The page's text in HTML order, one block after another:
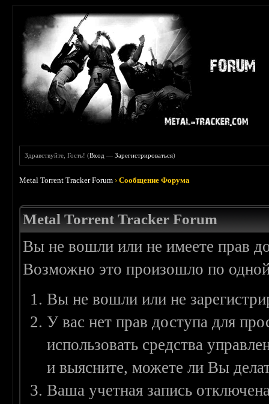
Здравствуйте, Гость! (Вход —Зарегистрироваться)
Metal Torrent Tracker Forum ›Сообщение Форума
Metal Torrent Tracker Forum
Вы не вошли или не имеете прав
Возможно это произошло по
Вы не вошли или не
У вас нет прав доступа для
использовать средства
и выясните, можете ли Вы
Ваша учетная запись